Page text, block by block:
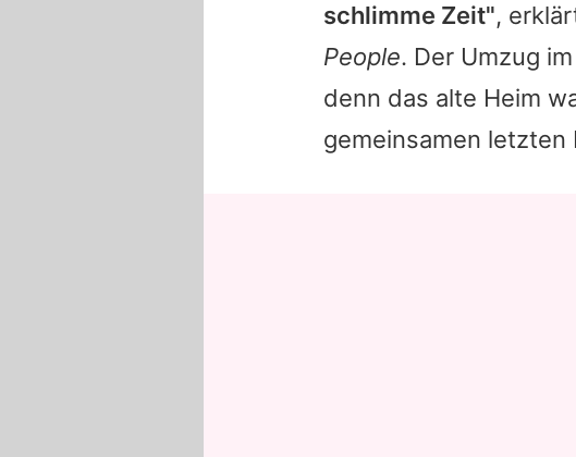
schlimme Zeit",
People. Der Umzug
denn das alte Heim
gemeinsamen